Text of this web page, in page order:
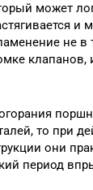
может
и
не
клапанов,
то при
они
период